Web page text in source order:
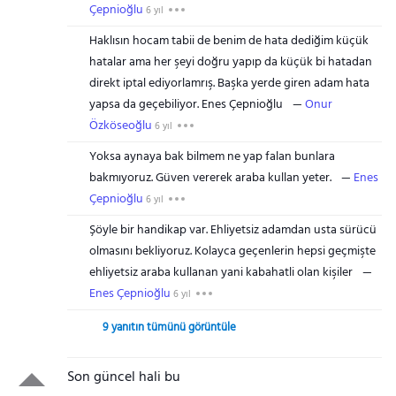
Çepnioğlu 6 yıl
Haklısın hocam tabii de benim de hata dediğim küçük
hatalar ama her şeyi doğru yapıp da küçük bi hatadan
direkt iptal ediyorlamrış. Başka yerde giren adam hata
yapsa da geçebiliyor. Enes Çepnioğlu
Onur
Özköseoğlu 6 yıl
Yoksa aynaya bak bilmem ne yap falan bunlara
bakmıyoruz. Güven vererek araba kullan yeter.
Enes
Çepnioğlu 6 yıl
Şöyle bir handikap var. Ehliyetsiz adamdan usta sürücü
olmasını bekliyoruz. Kolayca geçenlerin hepsi geçmişte
ehliyetsiz araba kullanan yani kabahatli olan kişiler
Enes Çepnioğlu 6 yıl
9 yanıtın tümünü görüntüle
Son güncel hali bu